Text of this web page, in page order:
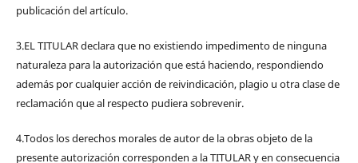
publicación del artículo.
3.EL TITULAR declara que no existiendo impedimento de ninguna
naturaleza para la autorización que está haciendo, respondiendo
además por cualquier acción de reivindicación, plagio u otra clase de
reclamación que al respecto pudiera sobrevenir.
4.Todos los derechos morales de autor de la obras objeto de la
presente autorización corresponden a la TITULAR y en consecuencia